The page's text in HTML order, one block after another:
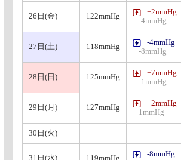
26日(金) 122mmHg
+2mmHg
-4mmHg
27日(土) 118mmHg
-4mmHg
-8mmHg
28日(日) 125mmHg
+7mmHg
-1mmHg
29日(月) 127mmHg
+2mmHg
1mmHg
30日(火)
31日(水) 119mmHg
-8mmHg